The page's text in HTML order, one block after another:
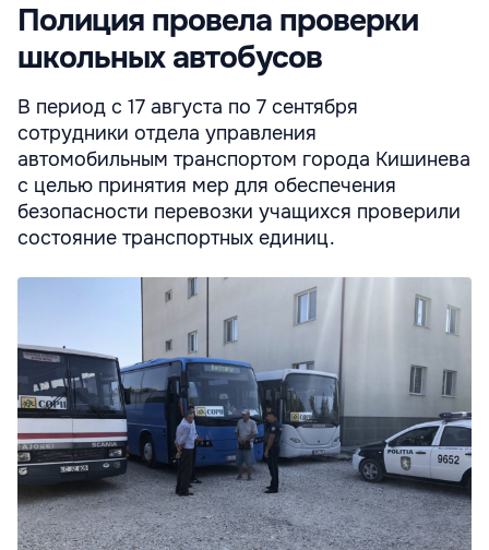
Полиция провела проверки
школьных автобусов
В период с 17 августа по 7 сентября
сотрудники отдела управления
автомобильным транспортом города Кишинева
с целью принятия мер для обеспечения
безопасности перевозки учащихся проверили
состояние транспортных единиц.